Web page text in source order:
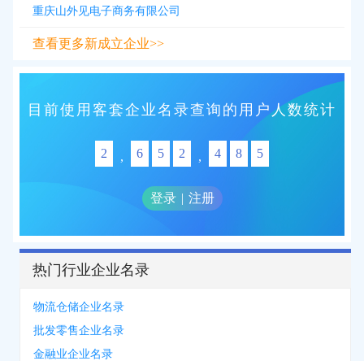
重庆山外见电子商务有限公司
查看更多新成立企业>>
目前使用客套企业名录查询的用户人数统计
2 , 6 5 2 , 4 8 5
登录 | 注册
热门行业企业名录
物流仓储企业名录
批发零售企业名录
金融业企业名录